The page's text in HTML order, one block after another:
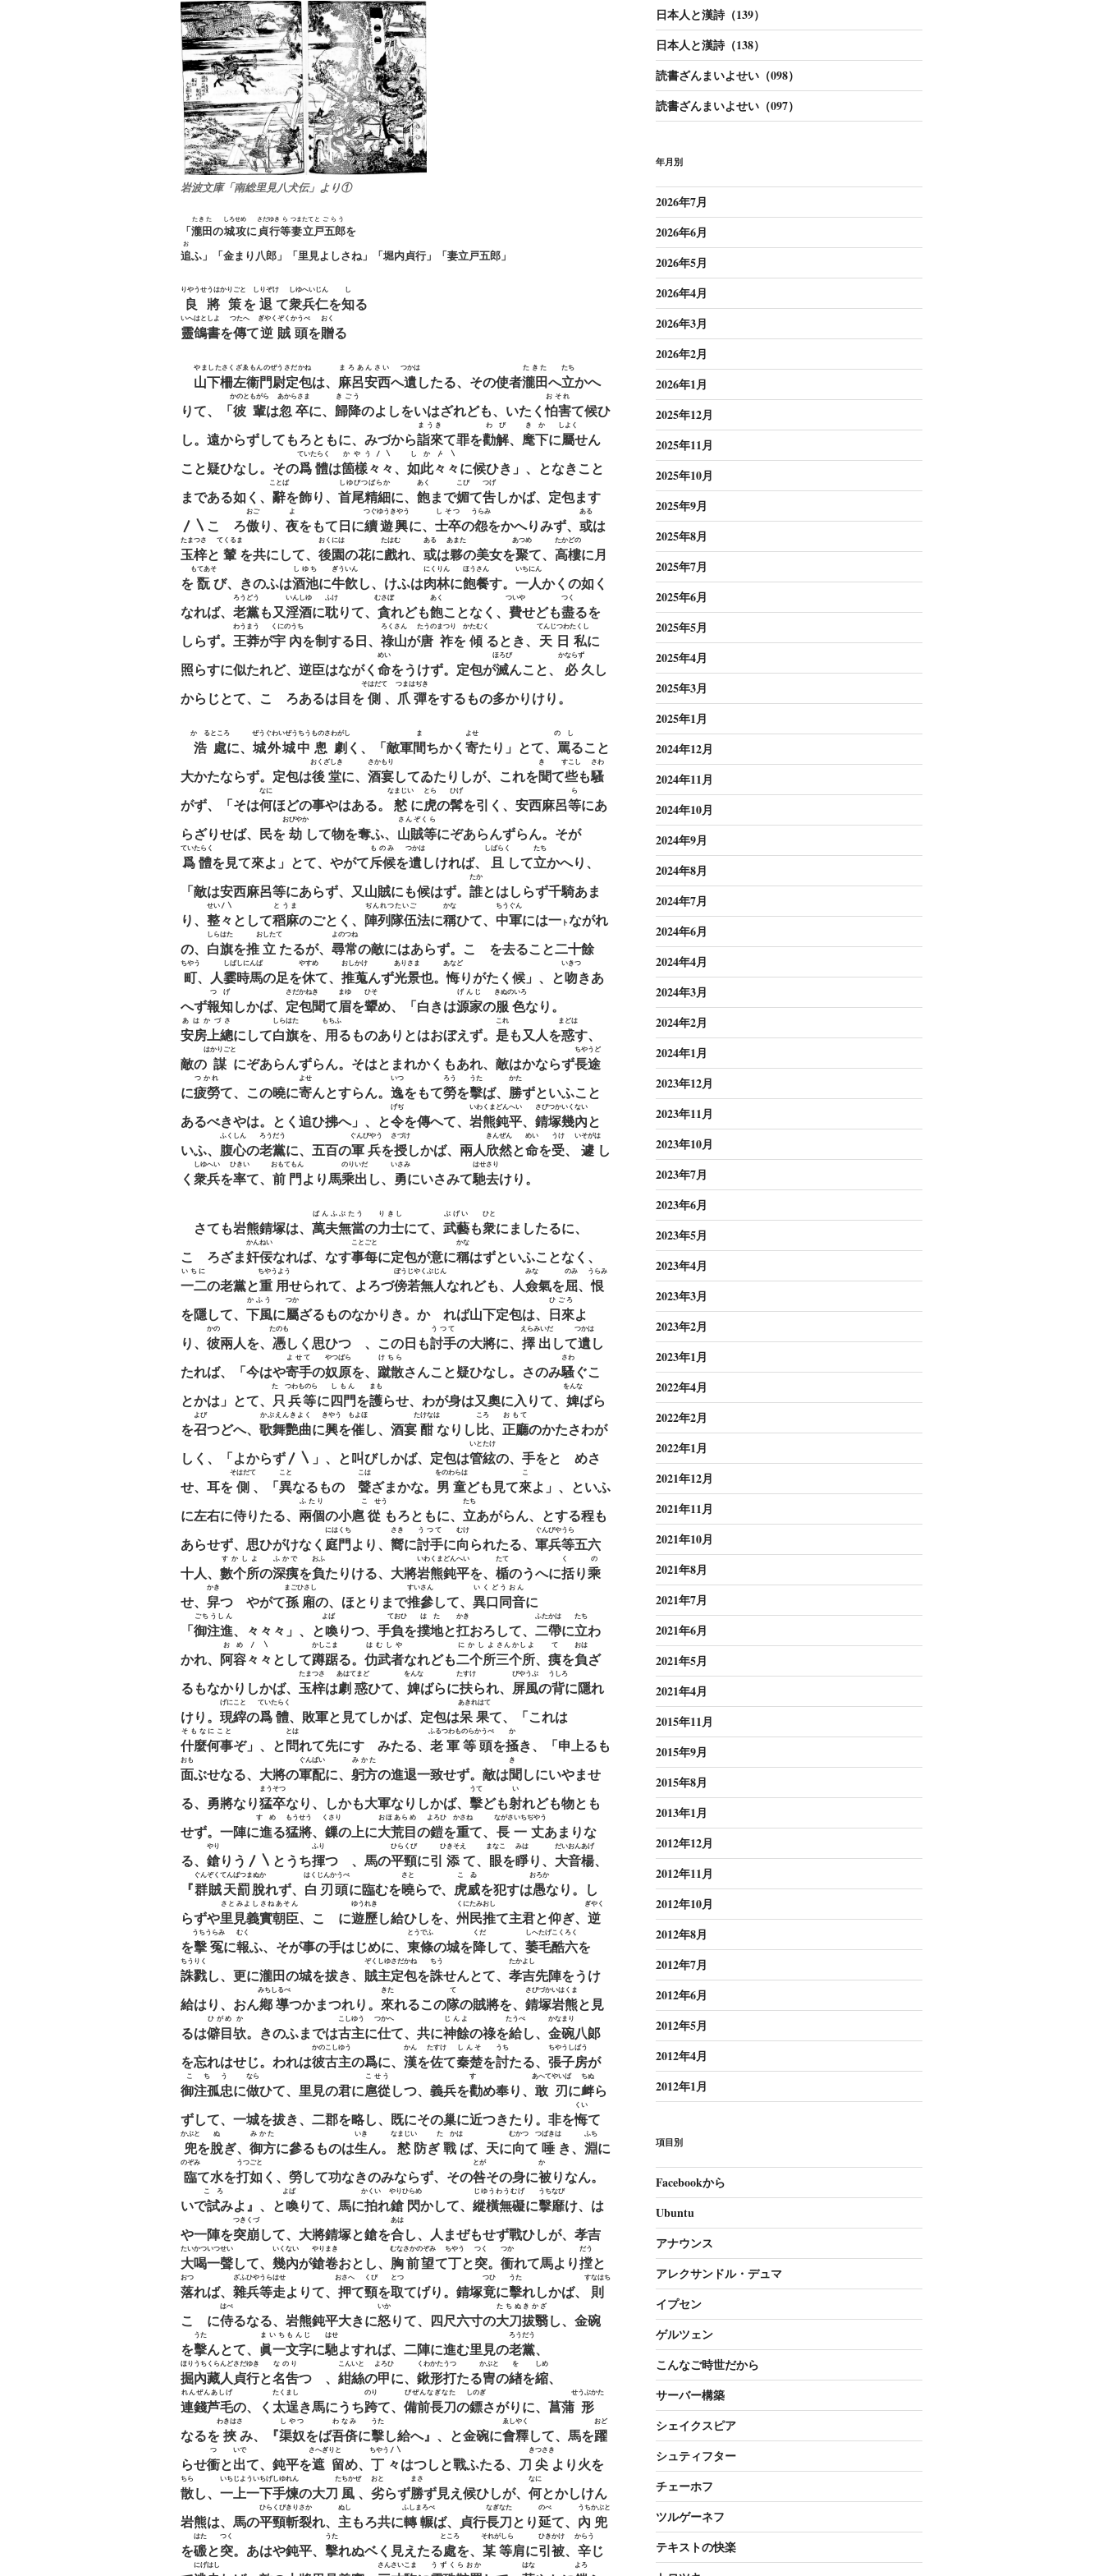
岩波文庫「南総里見八犬伝」より①
「瀧田
たきた
の城
しろ
攻
せめ
に貞行
さだゆき
等
ら
妻立
つまたて
戸五郎
とごらう
を
追
お
ふ」「金まり八郎」「里見よしさね」「堀内貞行」「妻立戸五郎」
良將策
りやうせうはかりごと
を 退
しりぞけ
て衆兵仁
しゆへいじん
を知
し
る
靈鴿書
いへはとしよ
を傳
つたへ
て逆賊頭
ぎやくぞくかうべ
を贈
おく
る
山下柵左衞門尉定包
やましたさくざゑもんのぜうさだかね
は、 麻呂安西
まろあんさい
へ遺
つかは
したる、その使者瀧田
たきた
へ立
たち
かへ
りて、「彼輩
かのともがら
は忽卒
あからさま
に、 歸降
きごう
のよしをいはざれども、いたく怕害
おそれ
て候ひ
し。遠からずしてもろともに、みづから詣來
まうき
て罪を勸解
わび
、 麾下
きか
に屬
しよく
せん
こと疑ひなし。その爲體
ていたらく
は箇樣々々
かやう〳〵
、 如此々々
しか〴〵
に候ひき」、となきこと
まである如く、 辭
ことば
を飾り、 首尾精細
しゆびつばらか
に、 飽
あく
まで媚
こび
て吿
つげ
しかば、定包ます
〳〵こゝろ傲
おご
り、 夜
よ
をもて日に續遊興
つぐゆうきやう
に、 士卒
しそつ
の怨
うらみ
をかへりみず、 或
ある
は
玉梓
たまつさ
と 輦
てくるま
を共にして、 後園
おくには
の花に戲
たはむ
れ、 或
ある
は夥
あまた
の美女を聚
あつめ
て、 高樓
たかどの
に月
を 翫
もてあそ
び、きのふは酒池
しゆち
に牛飮
ぎういん
し、けふは肉林
にくりん
に飽餐
ほうさん
す。 一人
いちにん
かくの如く
なれば、 老黨
ろうどう
も又淫酒
いんしゆ
に耽
ふけ
りて、 貪
むさぼ
れども飽
あく
ことなく、 費
ついや
せども盡
つく
るを
しらず。 王莽
わうまう
が宇內
くにのうち
を制する日、 祿山
ろくさん
が唐祚
たうのまつり
を 傾
かたむく
るとき、 天日私
てんじつわたくし
に
照らすに似たれど、逆臣はながく 命
めい
をうけず。定包が滅
ほろび
んこと、 必
かならず
久し
からじとて、こゝろあるは目を 側
そはだて
、 爪彈
つまはぢき
をするもの多かりけり。
浩處
かゝるところ
に、 城外城中
ぜうぐわいぜうちう
悤劇
ものさわがし
く、「敵軍間
ま
ちかく 寄
よせ
たり」とて、 罵
のゝし
ること
大かたならず。定包は後堂
おくざしき
に、 酒宴
さかもり
してゐたりしが、これを聞
きゝ
て些
すこし
も騷
さわ
がず、「そは何
なに
ほどの事やはある。 憖
なまじい
に虎
とら
の髯
ひげ
を引く、安西麻呂等
ら
にあ
らざりせば、民を 劫
おびやか
して物を奪ふ、 山賊等
さんぞくら
にぞあらんずらん。そが
爲體
ていたらく
を見て來よ」とて、やがて斥候
ものみ
を遺
つかは
しければ、 且
しばらく
して立
たち
かへり、
「敵は安西麻呂等にあらず、又山賊にも候はず。 誰
たか
とはしらず千騎あま
り、 整々
せい〳〵
として稻麻
とうま
のごとく、 陣列隊伍
ぢんれつたいご
法に稱
かな
ひて、 中軍
ちうぐん
には一 トながれ
の、 白旗
しらはた
を推立
おしたて
たるが、 尋常
よのつね
の敵にはあらず。こゝを去ること二十餘
町
ちやう
、人霎時馬
しばしにんば
の足を休
やすめ
て、 推蒐
おしかけ
んず光景
ありさま
也。悔
あなど
りがたく候」、と吻
いきつ
きあ
へず報知
つげ
しかば、 定包聞
さだかねきゝ
て眉
まゆ
を顰
ひそ
め、「白きは源家
げんじ
の服色
きぬのいろ
なり。
安房上總
あはかづさ
にして白旗
しらはた
を、 用
もちふ
るものありとはおぼえず。 是
これ
も又人を惑
まどは
す、
敵の 謀
はかりごと
にぞあらんずらん。そはとまれかくもあれ、敵はかならず長途
ちやうど
に疲勞
つかれ
て、この曉に寄
よせ
んとすらん。 逸
いつ
をもて勞
ろう
を擊
うた
ば、 勝
かた
ずといふこと
あるべきやは。とく追ひ拂へ」、と令
げぢ
を傳へて、 岩熊鈍平
いわくまどんへい
、 錆塚幾內
さびつかいくない
と
いふ、 腹心
ふくしん
の老黨
ろうだう
に、五百の軍兵
ぐんびやう
を授
さづけ
しかば、兩人欣然
きんぜん
と命
めい
を受
うけ
、 遽
いそがは
し
く 衆兵
しゆへい
を率
ひきい
て、 前門
おもてもん
より馬乘出
のりいだ
し、 勇
いさみ
にいさみて馳去
はせさり
けり。
さても岩熊錆塚は、 萬夫無當
ばんふぶたう
の力士
りきし
にて、 武藝
ぶげい
も衆
ひと
にましたるに、
こゝろざま奸佞
かんねい
なれば、なす事每
ことごと
に定包が意に稱
かな
はずといふことなく、
一二
いちに
の老黨と重用
ちやうよう
せられて、よろづ傍若無人
ぼうじやくぶじん
なれども、人僉
みな
氣を屈
のみ
、恨
うらみ
を隱して、 下風
かふう
に屬
つか
ざるものなかりき。かゝれば山下定包は、 日來
ひごろ
よ
り、 彼
かの
兩人を、 憑
たのも
しく思ひつゝ、この日も討手
うつて
の大將に、 擇出
えらみいだ
して遺
つかは
し
たれば、「今はや寄手
よせて
の奴原
やつばら
を、 蹴散
けちら
さんこと疑ひなし。さのみ騷
さわ
ぐこ
とかは」とて、 只兵等
たゞつわものら
に四門
しもん
を護
まも
らせ、わが身は又奧に入りて、 婢
をんな
ばら
を召
よび
つどへ、 歌舞艷曲
かぶえんきよく
に興
きやう
を催
もよほ
し、酒宴酣
たけなは
なりし比
ころ
、 正廳
おもて
のかたさわが
しく、「よからず〳〵」、と叫びしかば、定包は管絃
いとたけ
の、手をとゞめさ
せ、耳を 側
そはだて
、「異
こと
なるものゝ 聲
こは
ざまかな。 男童
をのわらは
ども見て來
こ
よ」、といふ
に左右に侍りたる、 兩個
ふたり
の小扈從
こゞせう
もろともに、 立
たち
あがらん、とする程も
あらせず、思ひがけなく 庭門
にはくち
より、 嚮
さき
に討手
うつて
に向
むけ
られたる、 軍兵等
ぐんびやうら
五六
十人、 數个所
すかしよ
の深痍
ふかで
を負
おふ
たりける、大將岩熊鈍平
いわくまどんへい
を、 楯
たて
のうへに括
くゝ
り乘
の
せ、 舁
かき
つゝやがて孫廂
まごひさし
の、ほとりまで推參
すいさん
して、 異口同音
いくどうおん
に
「御注進
ごちうしん
、々々々」、と喚
よばゝ
りつ、手負
ておひ
を撲地
はた
と扛
かき
おろして、 二帶
ふたかは
に立
たち
わ
かれ、 阿容々々
おめ〳〵
として蹲踞
かしこま
る。 仂武者
はむしや
なれども二个所
にかしよ
三个所
さんかしよ
、 痍
て
を負
おは
ざ
るもなかりしかば、 玉梓
たまつさ
は劇惑
あはてまど
ひて、 婢
をんな
ばらに扶
たすけ
られ、 屏風
びやうぶ
の背
うしろ
に隱れ
けり。 現縡
げにこと
の爲體
ていたらく
、敗軍と見てしかば、定包は呆果
あきれはて
て、「これは
什麼何事
そもなにこと
ぞ」、と問
とは
れて先にすゝみたる、 老軍等頭
ふるつわものらかうべ
を掻
か
き、「申上るも
面
おも
ぶせなる、大將の軍配
ぐんばい
に、 躬方
みかた
の進退一致せず。敵は聞
きゝ
しにいやませ
る、勇將なり猛卒
まうそつ
なり、しかも大軍なりしかば、 擊
うて
ども射
い
れども物とも
せず。一陣に進
すゝめ
る猛將
もうせう
、 鏁
くさり
の上に大荒目
おほあらめ
の鎧
よろひ
を重
かさね
て、 長一丈
ながさいちぢやう
あまりな
る、 鎗
やり
りう〳〵とうち揮
ふり
つゝ、馬の平頸
ひらくび
に引 添
ひきそえ
て、 眼
まなこ
を睜
みは
り、 大音楊
だいおんあげ
、
『群賊天罰脫
ぐんぞくてんばつまぬか
れず、 白刃頭
はくじんかうべ
に臨むを曉
さと
らで、 虎威
こゐ
を犯すは愚
おろか
なり。し
らずや里見義實朝臣
さとみよしさねあそん
、こゝに遊歷
ゆうれき
し給ひしを、 州民推
くにたみおし
て主君と仰ぎ、 逆
ぎやく
を擊冤
うちうらみ
に報
むく
ふ、そが事の手はじめに、 東條
とうでふ
の城を降
くだ
して、 萎毛酷六
しへたげこくろく
を
誅戮
ちうりく
し、更に瀧田の城を拔き、 賊主定包
ぞくしゆさだかね
を誅
ちう
せんとて、 孝吉
たかよし
先陣をうけ
給はり、おん鄕導
みちしるべ
つかまつれり。 來
きた
れるこの隊
て
の賊將を、 錆塚岩熊
さびづかいはくま
と見
るは僻目
ひがめ
欤
か
。きのふまでは古主
こしゆう
に仕
つかへ
て、共に神餘
じんよ
の祿を給
たうべ
し、 金碗
かなまり
八郞
を忘れはせじ。われは彼古主
かのこしゆう
の爲に、 漢
かん
を佐
たすけ
て秦楚
しんそ
を討
うち
たる、 張子房
ちやうしばう
が
御注孤忠
こちう
に做
なら
ひて、里見の君に扈從
こせう
しつ、義兵を勸
すゝ
め奉り、 敢刃
あへてやいば
に衅
ちぬ
ら
ずして、一城を拔き、二郡を略し、既にその巢に近つきたり。非を悔
くい
て
兜
かぶと
を脫
ぬ
ぎ、 御方
みかた
に參るものは生
いき
ん。 憖
なまじい
防ぎ戰
たゝかは
ば、天に向
むかつ
て 唾
つばきは
き、 淵
ふち
に
臨
のぞみ
て水を打如
うつごと
く、勞して功なきのみならず、その咎
とが
その身に被
かゝ
りなん。
いで試
こゝろ
みよ』、と喚
よばゝ
りて、馬に拍
かくい
れ鎗閃
やりひらめ
かして、 縱橫無礙
じゆうわうむげ
に擊靡
うちなび
け、は
や一陣を突崩
つきくづ
して、大將錆塚と鎗を合
あは
し、人まぜもせず戰ひしが、孝吉
大喝一聲
たいかついつせい
して、 幾內
いくない
が鎗卷
やりまき
おとし、 胸前望
むなさかのぞみ
て丁
ちやう
と突
つく
。 衝
つか
れて馬より摚
だう
と
落
おつ
れば、 雜兵等走
ざふひやうらはせ
よりて、 押
おさへ
て頸
くび
を取
とつ
てげり。錆塚竟
つひ
に擊
うた
れしかば、 則
すなはち
こゝに侍
はべ
るなる、岩熊鈍平大きに怒
いか
りて、四尺六寸の大刀拔翳
たちぬきかざ
し、金碗
を擊
うた
んとて、 眞一文字
まいちもんじ
に馳
はせ
よすれば、二陣に進む里見の老黨
ろうだう
、
掘內藏人貞行
ほりうちくらんどさだゆき
と名吿
なのり
つゝ、 紺絲
こんいと
の甲
よろひ
に、 鍬形打
くわかたうつ
たる冑
かぶと
の緖
を
を縮
しめ
、
連錢芦毛
れんぜんあしげ
の、く 太逞
たくまし
き馬にうち跨
のり
て、 備前長刀
びぜんなぎなた
の鏢
しのぎ
さがりに、菖蒲 形
せうぶかた
なるを 挾
わきはさ
み、『渠奴
しやつ
をば吾㑪
わなみ
に擊
うた
し給へ』、と金碗に會釋
ゑしやく
して、馬を躍
おど
らせ衝
つ
と出
いで
て、鈍平を遮留
さへぎりとゞ
め、 丁々
ちやう〳〵
はつしと戰ふたる、刀 尖
きつさき
より火を
散
ちら
し、 一上一下手煉
いちじよういちげしゆれん
の大刀 風
たちかぜ
、 劣
おと
らず勝
まさ
ず見え候ひしが、 何
なに
とかしけん
岩熊は、馬の平頸
ひらくび
斬裂
きりさか
れ、 主
ぬし
もろ共に轉輾
ふしまろべ
ば、貞行長刀
なぎなた
とり延
のべ
て、 內
うち
兜
かぶと
を磤
はた
と突
つく
。あはや鈍平、 擊
うた
れぬベく見えたる處
ところ
を、 某等
それがしら
肩に引被
ひきかけ
、 辛
からう
じ
にげはし さんさいこま うずくらおか はな よろ
日本人と漢詩（139）
日本人と漢詩（138）
読書ざんまいよせい（098）
読書ざんまいよせい（097）
年月別
2026年7月
2026年6月
2026年5月
2026年4月
2026年3月
2026年2月
2026年1月
2025年12月
2025年11月
2025年10月
2025年9月
2025年8月
2025年7月
2025年6月
2025年5月
2025年4月
2025年3月
2025年1月
2024年12月
2024年11月
2024年10月
2024年9月
2024年8月
2024年7月
2024年6月
2024年4月
2024年3月
2024年2月
2024年1月
2023年12月
2023年11月
2023年10月
2023年7月
2023年6月
2023年5月
2023年4月
2023年3月
2023年2月
2023年1月
2022年4月
2022年2月
2022年1月
2021年12月
2021年11月
2021年10月
2021年8月
2021年7月
2021年6月
2021年5月
2021年4月
2015年11月
2015年9月
2015年8月
2013年1月
2012年12月
2012年11月
2012年10月
2012年8月
2012年7月
2012年6月
2012年5月
2012年4月
2012年1月
項目別
Facebookから
Ubuntu
アナウンス
アレクサンドル・デュマ
イプセン
ゲルツェン
こんなご時世だから
サーバー構築
シェイクスピア
シュティフター
チェーホフ
ツルゲーネフ
テキストの快楽